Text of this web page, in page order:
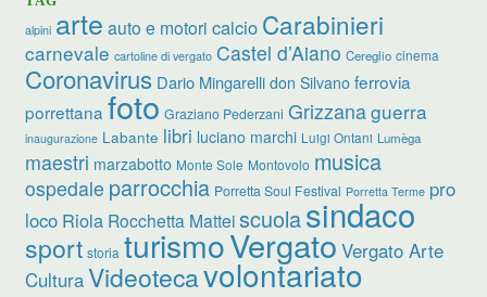
alpini arte auto e motori calcio Carabinieri
carnevale cartoline di vergato Castel d’Aiano Cereglio cinema
Coronavirus Dario Mingarelli don Silvano ferrovia
porrettana foto Graziano Pederzani Grizzanaguerra
inaugurazione Labante libri luciano marchi Luigi Ontani Lumèga
maestri marzabotto Monte Sole Montovolo musica
ospedale parrocchia Porretta Soul Festival Porretta Terme pro
loco Riola Rocchetta Matteiscuolasindaco
sport storia turismoVergato Vergato Arte
CulturaVideotecavolontariato